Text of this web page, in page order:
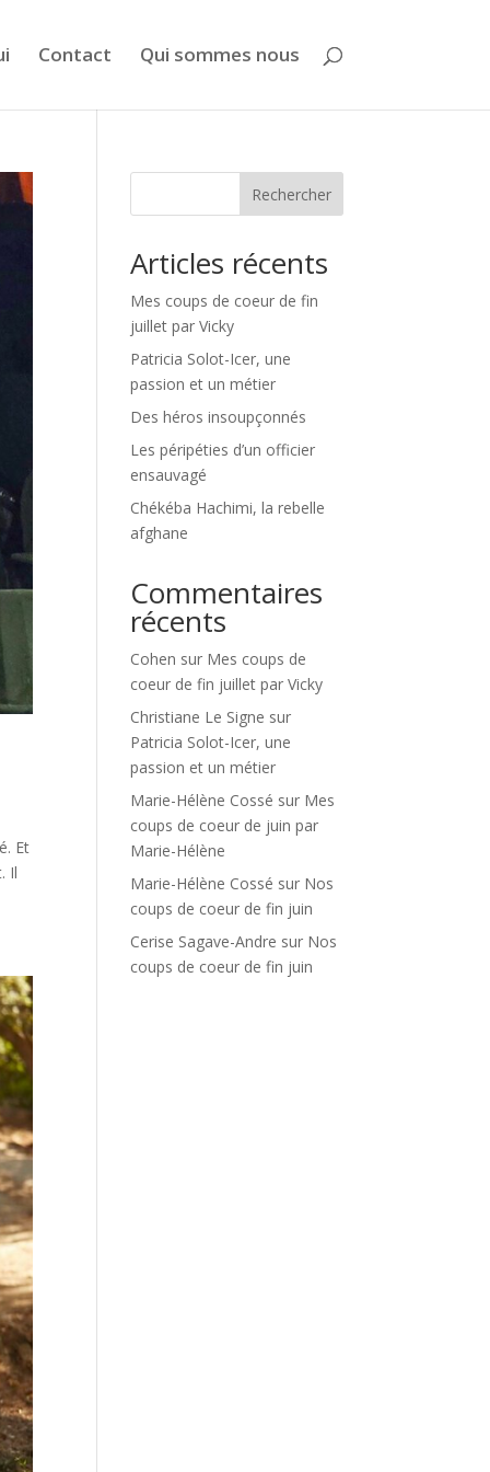
Contact Qui sommes nous
Et
Il
Rechercher
Articles récents
Mes coups de coeur de fin
juillet par Vicky
Patricia Solot-Icer, une
passion et un métier
Des héros insoupçonnés
Les péripéties d’un officier
ensauvagé
Chékéba Hachimi, la rebelle
afghane
Commentaires
récents
Cohen sur Mes coups de
coeur de fin juillet par Vicky
Christiane Le Signe sur
Patricia Solot-Icer, une
passion et un métier
Marie-Hélène Cossé sur Mes
coups de coeur de juin par
Marie-Hélène
Marie-Hélène Cossé sur Nos
coups de coeur de fin juin
Cerise Sagave-Andre sur Nos
coups de coeur de fin juin